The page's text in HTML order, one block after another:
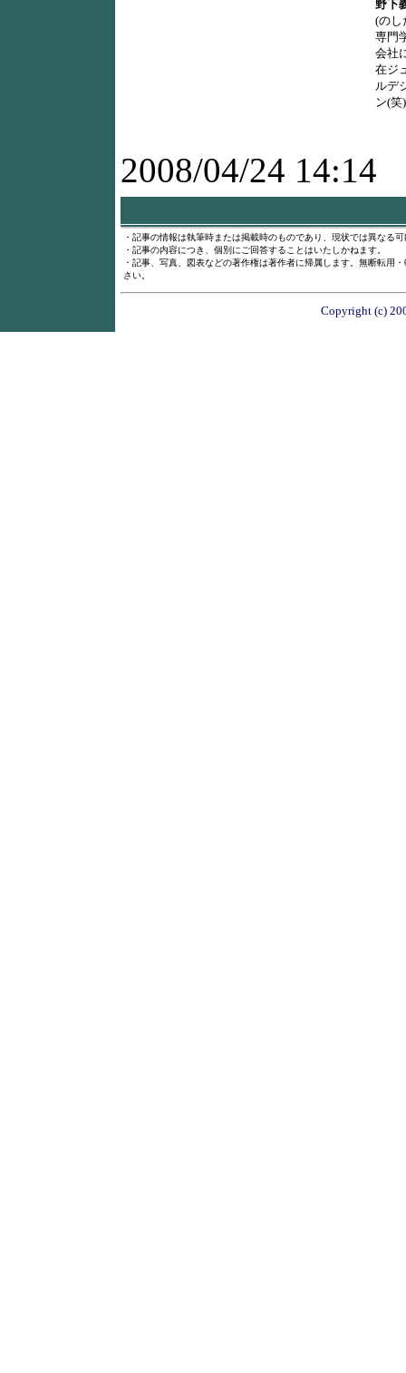
野下
(のし
専門
会社
在ジ
ルデ
ン(笑)
2008/04/24 14:14
・記事の情報は執筆時または掲載時のものであり、現状では異なる
・記事の内容につき、個別にご回答することはいたしかねます。
・記事、写真、図表などの著作権は著作者に帰属します。無断転用
さい。
Copyright (c)